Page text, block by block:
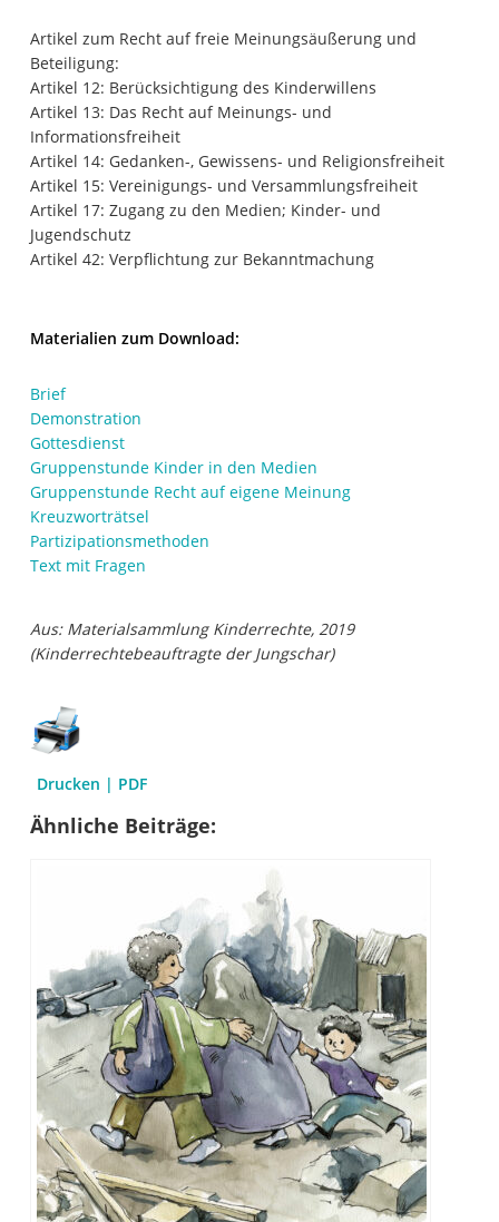
Artikelzum Recht auf freie Meinungsäußerung und
Beteiligung:
Artikel 12: Berücksichtigung des Kinderwillens
Artikel 13: Das Recht auf Meinungs- und
Informationsfreiheit
Artikel 14: Gedanken-, Gewissens- und Religionsfreiheit
Artikel 15: Vereinigungs- und Versammlungsfreiheit
Artikel 17: Zugang zu den Medien; Kinder- und
Jugendschutz
Artikel 42: Verpflichtung zur Bekanntmachung
Materialien zum Download:
Brief
Demonstration
Gottesdienst
Gruppenstunde Kinder in den Medien
Gruppenstunde Recht auf eigene Meinung
Kreuzworträtsel
Partizipationsmethoden
Text mit Fragen
Aus: Materialsammlung Kinderrechte, 2019
(Kinderrechtebeauftragte der Jungschar)
Drucken | PDF
Ähnliche Beiträge: